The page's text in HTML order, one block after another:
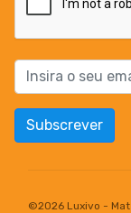
Subscrever
©2026 Luxivo -